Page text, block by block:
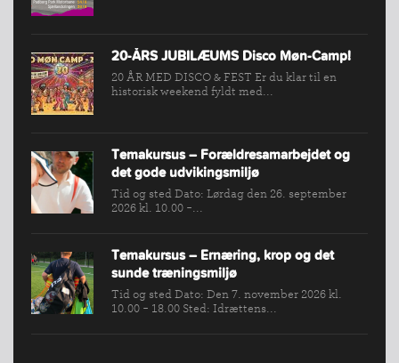
20-ÅRS JUBILÆUMS Disco Møn-Camp!
20 ÅR MED DISCO & FEST Er du klar til en
historisk weekend fyldt med...
Temakursus – Forældresamarbejdet og
det gode udvikingsmiljø
Tid og sted Dato: Lørdag den 26. september
2026 kl. 10.00 -...
Temakursus – Ernæring, krop og det
sunde træningsmiljø
Tid og sted Dato: Den 7. november 2026 kl.
10.00 - 18.00 Sted: Idrættens...